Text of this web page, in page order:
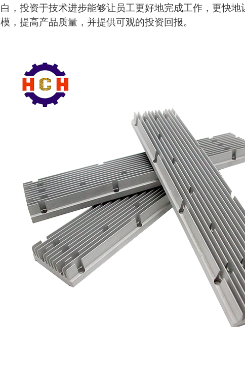
白，投资于技术进步能够让员工更好地完成工作，更快地
模，提高产品质量，并提供可观的投资回报。